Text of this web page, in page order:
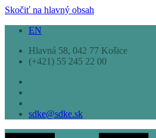
Skočiť na hlavný obsah
EN
Hlavná 58, 042 77 Košice
(+421) 55 245 22 00
sdke@sdke.sk